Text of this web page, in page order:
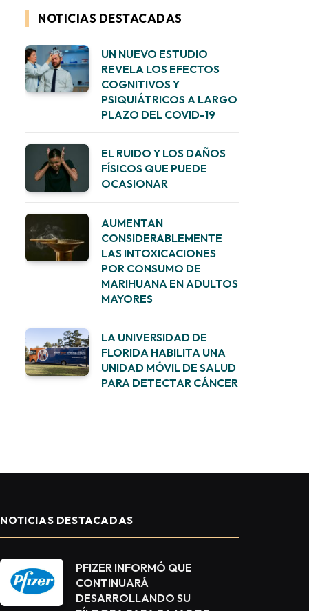
NOTICIAS DESTACADAS
UN NUEVO ESTUDIO
REVELA LOS EFECTOS
COGNITIVOS Y
PSIQUIÁTRICOS A LARGO
PLAZO DEL COVID-19
EL RUIDO Y LOS DAÑOS
FÍSICOS QUE PUEDE
OCASIONAR
AUMENTAN
CONSIDERABLEMENTE
LAS INTOXICACIONES
POR CONSUMO DE
MARIHUANA EN ADULTOS
MAYORES
LA UNIVERSIDAD DE
FLORIDA HABILITA UNA
UNIDAD MÓVIL DE SALUD
PARA DETECTAR CÁNCER
NOTICIAS DESTACADAS
PFIZER INFORMÓ QUE
CONTINUARÁ
DESARROLLANDO SU